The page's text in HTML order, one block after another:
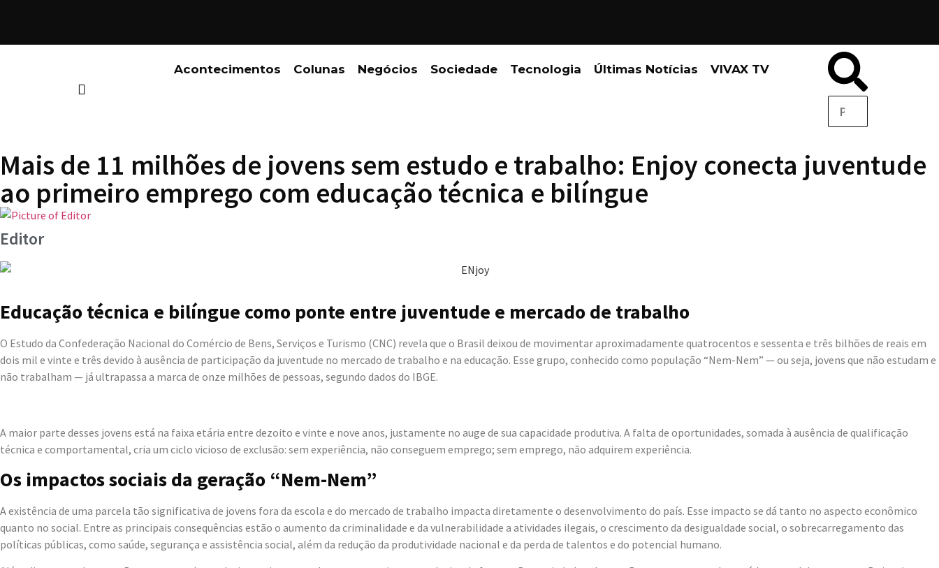
Acontecimentos Colunas Negócios Sociedade Tecnologia Últimas Notícias VIVAX TV
Mais de 11 milhões de jovens sem estudo e trabalho: Enjoy conecta juventude
ao primeiro emprego com educação técnica e bilíngue
Editor
Educação técnica e bilíngue como ponte entre juventude e mercado de trabalho
O Estudo da Confederação Nacional do Comércio de Bens, Serviços e Turismo (CNC) revela que o Brasil deixou de movimentar aproximadamente quatrocentos e sessenta e três bilhões de reais em
dois mil e vinte e três devido à ausência de participação da juventude no mercado de trabalho e na educação. Esse grupo, conhecido como população “Nem-Nem” — ou seja, jovens que não estudam e
não trabalham — já ultrapassa a marca de onze milhões de pessoas, segundo dados do IBGE.
A maior parte desses jovens está na faixa etária entre dezoito e vinte e nove anos, justamente no auge de sua capacidade produtiva. A falta de oportunidades, somada à ausência de qualificação
técnica e comportamental, cria um ciclo vicioso de exclusão: sem experiência, não conseguem emprego; sem emprego, não adquirem experiência.
Os impactos sociais da geração “Nem-Nem”
A existência de uma parcela tão significativa de jovens fora da escola e do mercado de trabalho impacta diretamente o desenvolvimento do país. Esse impacto se dá tanto no aspecto econômico
quanto no social. Entre as principais consequências estão o aumento da criminalidade e da vulnerabilidade a atividades ilegais, o crescimento da desigualdade social, o sobrecarregamento das
políticas públicas, como saúde, segurança e assistência social, além da redução da produtividade nacional e da perda de talentos e do potencial humano.